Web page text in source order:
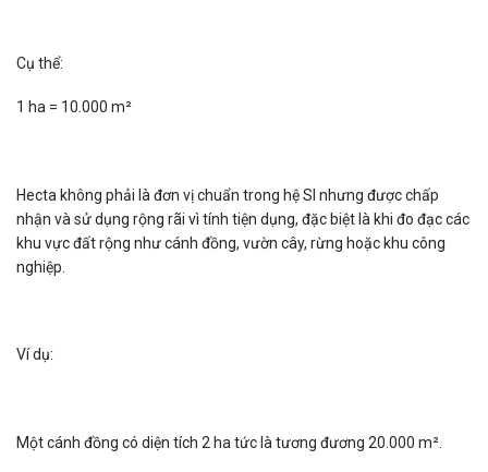
Cụ thể:
1 ha = 10.000 m²
Hecta không phải là đơn vị chuẩn trong hệ SI nhưng được chấp
nhận và sử dụng rộng rãi vì tính tiện dụng, đặc biệt là khi đo đạc các
khu vực đất rộng như cánh đồng, vườn cây, rừng hoặc khu công
nghiệp.
Ví dụ:
Một cánh đồng có diện tích 2 ha tức là tương đương 20.000 m².